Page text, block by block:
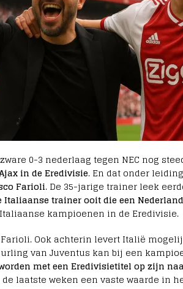
0-3 nederlaag tegen NEC nog
in de Eredivisie. En dat onder
Farioli. De 35-jarige trainer leek
Italiaanse trainer ooit die een
kampioenen in de Eredivisie.
Ook achterin levert Italië
van Juventus kan bij een
met een Eredivisietitel op zijn
laatste weken een vaste waarde in